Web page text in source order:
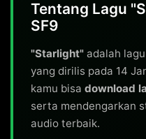
Tentang Lagu
SF9
"Starlight" adalah
yang dirilis pada 14
kamu bisa download
serta mendengarkan
audio terbaik.